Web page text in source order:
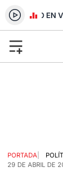
RADIO EN
PORTADA
29 DE ABRIL DE